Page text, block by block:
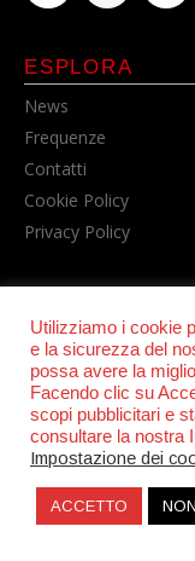
© POWER RADIO srl |
ESPLORA
News
Frequenze
Contatti
Cookie Policy
Privacy Policy
Utilizziamo i cookie
e la sicurezza del
possa avere la
Facendo clic su
scopi pubblicitari e
consultare la nostra
Impostazione dei
ACCETTO